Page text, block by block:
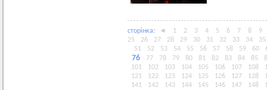
сторiнка: ◄ 1 2 3 4 5 6 7 8
9
25
26 27 28 29 30 31 32 33 34
35
51
52 53 54 55 56 57 58 59 60
76 77 78 79 80 81 82 83 84 85
101
102 103 104 105 106 107 108
121
122 123 124 125 126 127 128
141
142 143 144 145 146 147 148